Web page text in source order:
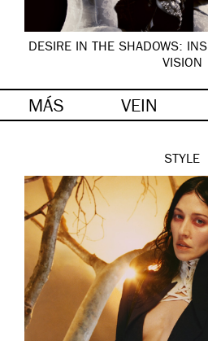
DESIRE IN THE SHADOWS:
VISION
MÁS VEIN
STYLE